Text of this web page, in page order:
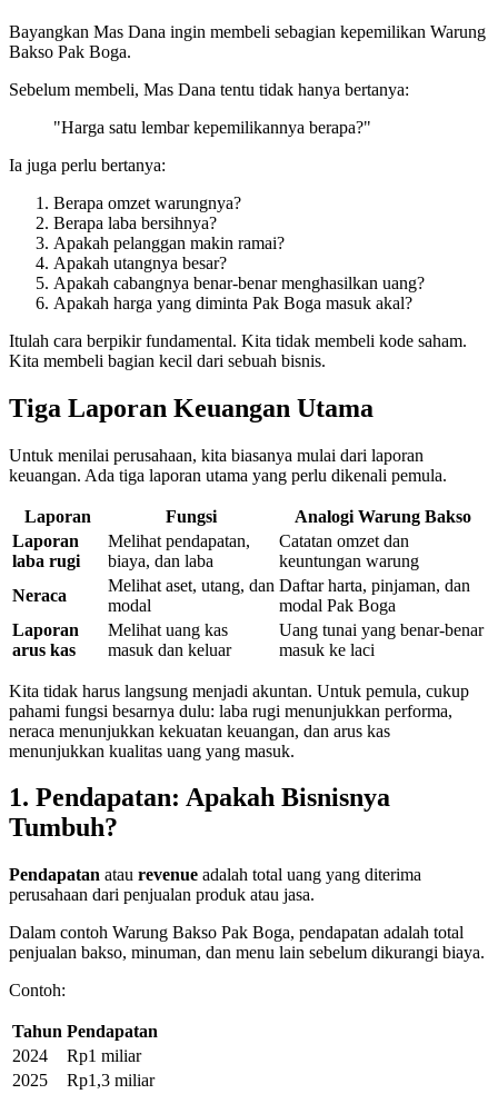
Bayangkan Mas Dana ingin membeli sebagian kepemilikan Warung
Bakso Pak Boga.
Sebelum membeli, Mas Dana tentu tidak hanya bertanya:
"Harga satu lembar kepemilikannya berapa?"
Ia juga perlu bertanya:
Berapa omzet warungnya?
Berapa laba bersihnya?
Apakah pelanggan makin ramai?
Apakah utangnya besar?
Apakah cabangnya benar-benar menghasilkan uang?
Apakah harga yang diminta Pak Boga masuk akal?
Itulah cara berpikir fundamental. Kita tidak membeli kode saham.
Kita membeli bagian kecil dari sebuah bisnis.
Tiga Laporan Keuangan Utama
Untuk menilai perusahaan, kita biasanya mulai dari laporan
keuangan. Ada tiga laporan utama yang perlu dikenali pemula.
Laporan Fungsi
Analogi Warung Bakso
Laporan
laba rugi
Melihat pendapatan,
biaya, dan laba
Catatan omzet dan
keuntungan warung
Neraca
Melihat aset, utang, dan
modal
Daftar harta, pinjaman, dan
modal Pak Boga
Laporan
arus kas
Melihat uang kas
masuk dan keluar
Uang tunai yang benar-benar
masuk ke laci
Kita tidak harus langsung menjadi akuntan. Untuk pemula, cukup
pahami fungsi besarnya dulu: laba rugi menunjukkan performa,
neraca menunjukkan kekuatan keuangan, dan arus kas
menunjukkan kualitas uang yang masuk.
1. Pendapatan: Apakah Bisnisnya
Tumbuh?
Pendapatan atau revenue adalah total uang yang diterima
perusahaan dari penjualan produk atau jasa.
Dalam contoh Warung Bakso Pak Boga, pendapatan adalah total
penjualan bakso, minuman, dan menu lain sebelum dikurangi biaya.
Contoh:
Tahun Pendapatan
2024
Rp1 miliar
2025
Rp1,3 miliar